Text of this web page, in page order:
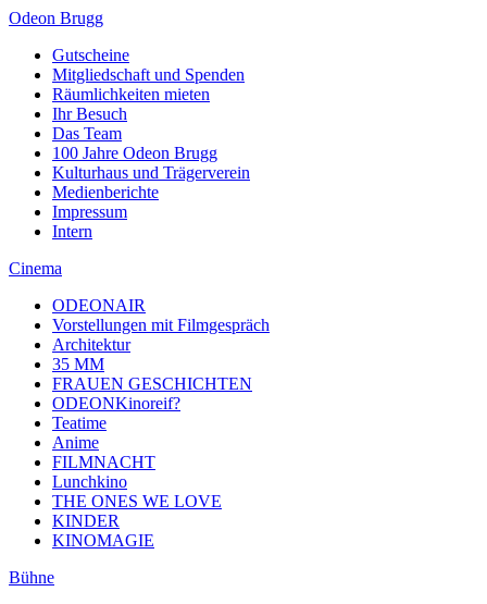
Odeon Brugg
Gutscheine
Mitgliedschaft und Spenden
Räumlichkeiten mieten
Ihr Besuch
Das Team
100 Jahre Odeon Brugg
Kulturhaus und Trägerverein
Medienberichte
Impressum
Intern
Cinema
ODEONAIR
Vorstellungen mit Filmgespräch
Architektur
35 MM
FRAUEN GESCHICHTEN
ODEONKinoreif?
Teatime
Anime
FILMNACHT
Lunchkino
THE ONES WE LOVE
KINDER
KINOMAGIE
Bühne